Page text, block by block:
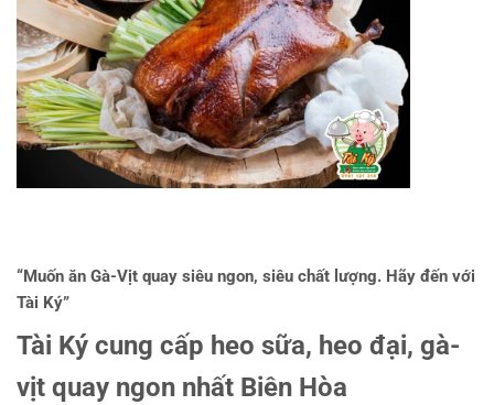
“Muốn ăn Gà-Vịt quay siêu ngon, siêu chất lượng. Hãy đến với
Tài Ký”
Tài Ký cung cấp heo sữa, heo đại, gà-
vịt quay ngon nhất Biên Hòa